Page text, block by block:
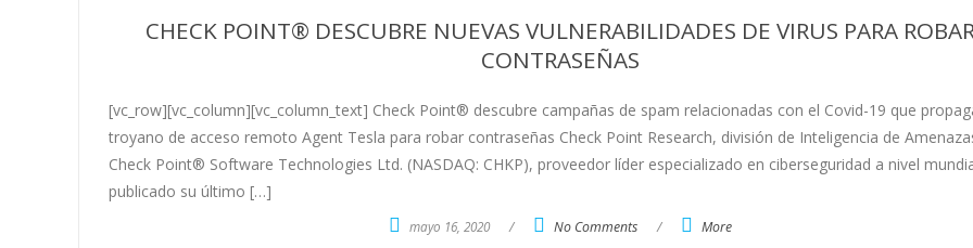
CHECK POINT® DESCUBRE NUEVAS VULNERABILIDADES DE VIRUS PARA
CONTRASEÑAS
[vc_row][vc_column][vc_column_text] Check Point® descubre campañas de spam relacionadas con el Covid-19 que
troyano de acceso remoto Agent Tesla para robar contraseñas Check Point Research, división de Inteligencia de
Check Point® Software Technologies Ltd. (NASDAQ: CHKP), proveedor líder especializado en ciberseguridad a nivel
publicado su último […]
mayo 16, 2020 / No Comments / More